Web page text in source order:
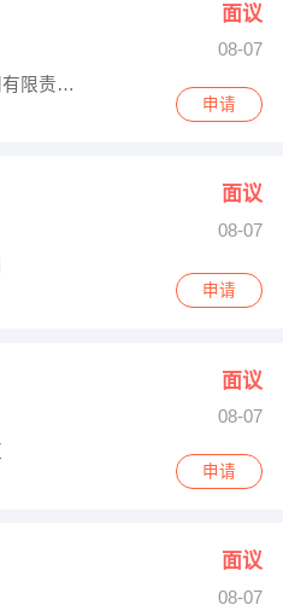
面议
08-07
拉萨市思搏帆地产顾问有限责任公司
申请
面议
08-07
申请
面议
08-07
申请
面议
08-07